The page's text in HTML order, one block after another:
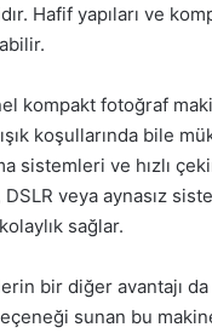
Hafif yapıları ve
kompakt fotoğraf
koşullarında bile
sistemleri ve hızlı
veya aynasız
sağlar.
bir diğer avantajı
sunan bu